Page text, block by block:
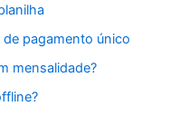
de pagamento único
mensalidade?